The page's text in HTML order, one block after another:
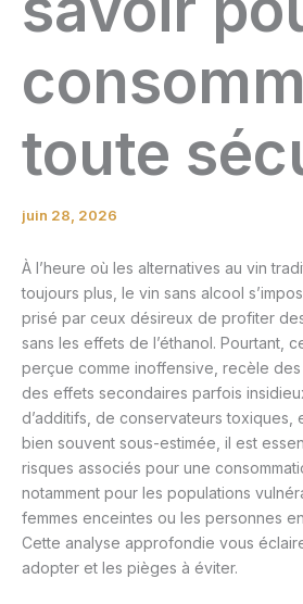
toute
juin 28, 2026
À l’heure où les alternatives au vin
toujours plus, le vin sans alcool
prisé par ceux désireux de profiter
sans les effets de l’éthanol. Pourtant,
perçue comme inoffensive, recèle
des effets secondaires parfois
d’additifs, de conservateurs toxiques,
bien souvent sous-estimée, il est
risques associés pour une
notamment pour les populations
femmes enceintes ou les personnes
Cette analyse approfondie vous
adopter et les pièges à éviter.